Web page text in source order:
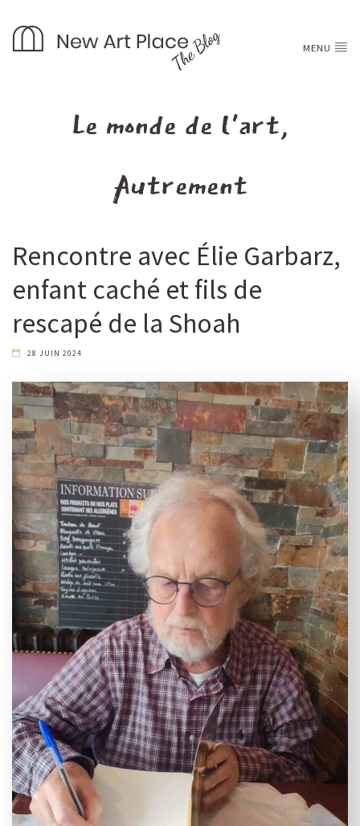
MENU
Le monde de l'art,
Autrement
Rencontre avec Élie Garbarz,
enfant caché et fils de
rescapé de la Shoah
28 JUIN 2024